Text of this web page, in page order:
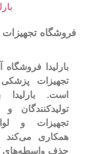
فروشگاه
بارلیدا فروشگاه
تجهیزات
است. بارلیدا
تولیدکنندگان و
تجهیزات و
همکاری می‌کند
حذف واسطه‌های